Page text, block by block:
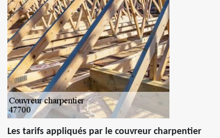
Les tarifs appliqués par le couvreur charpentier